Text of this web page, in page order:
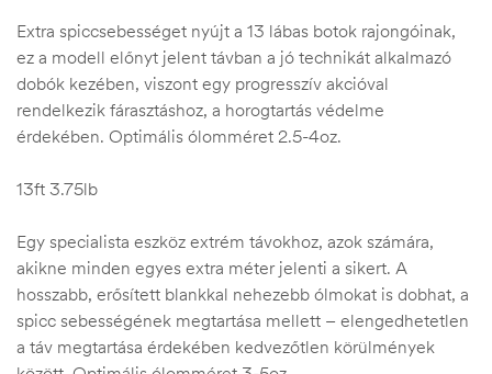
Extra spiccsebességet nyújt a 13 lábas botok rajongóinak,
ez a modell előnyt jelent távban a jó technikát alkalmazó
dobók kezében, viszont egy progresszív akcióval
rendelkezik fárasztáshoz, a horogtartás védelme
érdekében. Optimális ólomméret 2.5-4oz.
13ft 3.75lb
Egy specialista eszköz extrém távokhoz, azok számára,
akikne minden egyes extra méter jelenti a sikert. A
hosszabb, erősített blankkal nehezebb ólmokat is dobhat, a
spicc sebességének megtartása mellett – elengedhetetlen
a táv megtartása érdekében kedvezőtlen körülmények